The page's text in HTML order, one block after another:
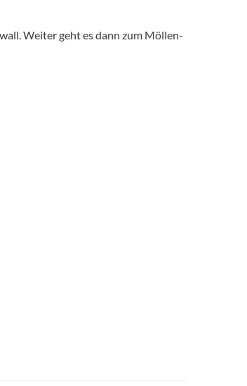
Weiter geht es dann zum Möllen­